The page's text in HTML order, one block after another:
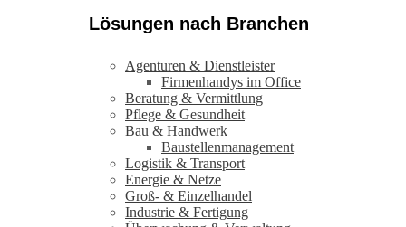
Lösungen nach Branchen
Agenturen & Dienstleister
Firmenhandys im Office
Beratung & Vermittlung
Pflege & Gesundheit
Bau & Handwerk
Baustellenmanagement
Logistik & Transport
Energie & Netze
Groß- & Einzelhandel
Industrie & Fertigung